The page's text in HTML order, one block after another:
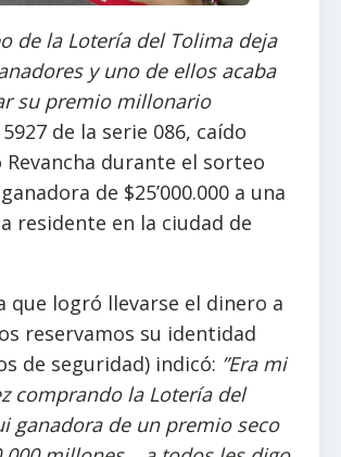
de la Lotería del Tolima deja
y uno de ellos acaba
su premio millonario
de la serie 086, caído
Revancha durante el sorteo
de $25’000.000 a una
residente en la ciudad de
que logró llevarse el dinero a
reservamos su identidad
de seguridad) indicó: ”Era mi
comprando la Lotería del
ganadora de un premio seco